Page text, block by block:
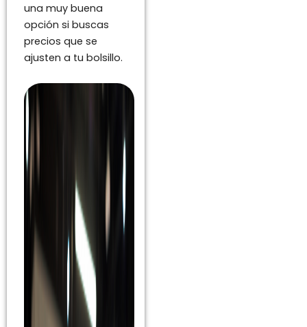
una muy buena
opción si buscas
precios que se
ajusten a tu bolsillo.